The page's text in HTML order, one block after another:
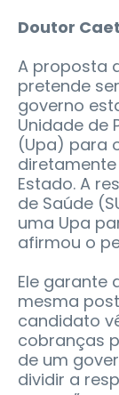
Doutor
A proposta
pretende
governo
Unidade de
(Upa) para
Estado. A
de Saúde
uma Upa
afirmou o
Ele garante
mesma
candidato
cobranças
de um
dividir a